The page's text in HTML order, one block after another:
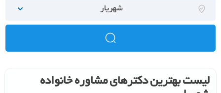
شهریار
لیست بهترین دکترهای مشاوره خانواده